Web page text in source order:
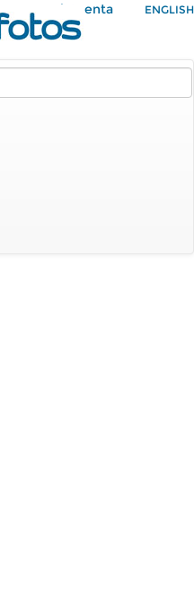
Mi Cuenta ENGLISH